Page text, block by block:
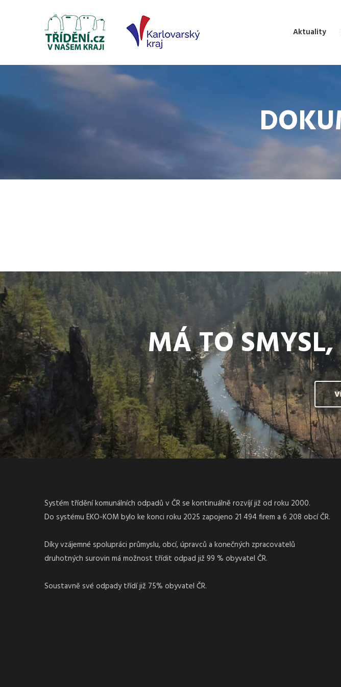
Aktuality
MÁ TO
Systém třídění komunálních odpadů v ČR se kontinuálně rozvíjí již od roku 2000.
Do systému EKO-KOM bylo ke konci roku 2025 zapojeno 21 494 firem a 6 208 obcí ČR.
Díky vzájemné spolupráci průmyslu, obcí, úpravců a konečných zpracovatelů
druhotných surovin má možnost třídit odpad již 99 % obyvatel ČR.
Soustavně své odpady třídí již 75% obyvatel ČR.